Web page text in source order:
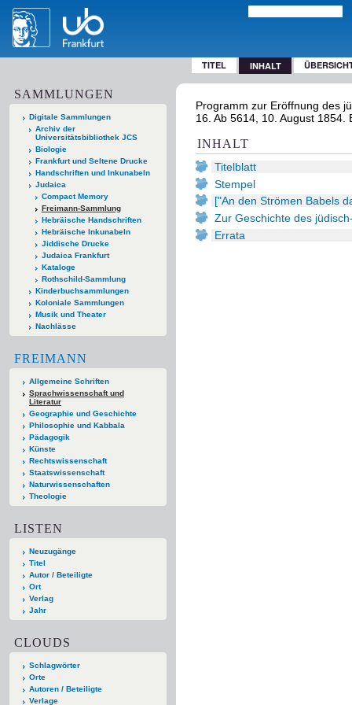
TITEL INHALT
SAMMLUNGEN
Digitale Sammlungen
Archiv der
Universitätsbibliothek JCS
Biologie
Frankfurt und Seltene Drucke
Handschriften und Inkunabeln
Judaica
Compact Memory
Freimann-Sammlung
Hebräische Handschriften
Hebräische Inkunabeln
Jiddische Drucke
Judaica Frankfurt
Kataloge
Rothschild-Sammlung
Kinderbuchsammlungen
Koloniale Sammlungen
Musik und Theater
Nachlässe
FREIMANN
Allgemeine Schriften
Sprachwissenschaft und
Literatur
Geographie und Geschichte
Philosophie und Kabbala
Pädagogik
Künste
Rechtswissenschaft
Staatswissenschaft
Naturwissenschaften
Theologie
LISTEN
Neuzugänge
Titel
Autor / Beteiligte
Ort
Verlag
Jahr
CLOUDS
Schlagwörter
Orte
Autoren / Beteiligte
Verlage
Programm zur Eröffnung des
16. Ab 5614, 10. August 1854.
INHALT
Titelblatt
Stempel
["An den Strömen Babels
Zur Geschichte des
Errata